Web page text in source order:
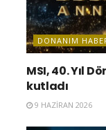
DONANIM
MSI, 40. Yıl
kutladı
9 HAZIRAN 2026